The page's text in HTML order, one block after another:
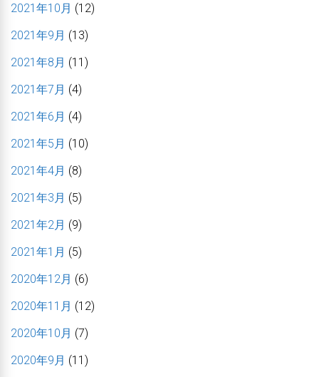
2021年10月 (12)
2021年9月 (13)
2021年8月 (11)
2021年7月 (4)
2021年6月 (4)
2021年5月 (10)
2021年4月 (8)
2021年3月 (5)
2021年2月 (9)
2021年1月 (5)
2020年12月 (6)
2020年11月 (12)
2020年10月 (7)
2020年9月 (11)